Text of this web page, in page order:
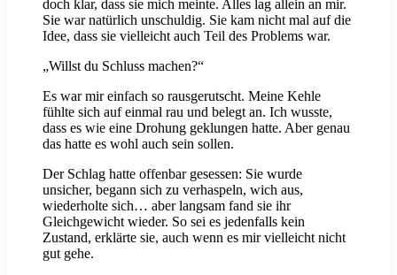
doch klar, dass sie mich meinte. Alles lag allein an mir.
Sie war natürlich unschuldig. Sie kam nicht mal auf die
Idee, dass sie vielleicht auch Teil des Problems war.
„Willst du Schluss machen?“
Es war mir einfach so rausgerutscht. Meine Kehle
fühlte sich auf einmal rau und belegt an. Ich wusste,
dass es wie eine Drohung geklungen hatte. Aber genau
das hatte es wohl auch sein sollen.
Der Schlag hatte offenbar gesessen: Sie wurde
unsicher, begann sich zu verhaspeln, wich aus,
wiederholte sich… aber langsam fand sie ihr
Gleichgewicht wieder. So sei es jedenfalls kein
Zustand, erklärte sie, auch wenn es mir vielleicht nicht
gut gehe.